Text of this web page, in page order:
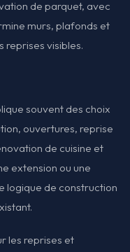
de parquet, avec
murs, plafonds et
reprises visibles.
souvent des choix
ouvertures, reprise
de cuisine et
extension ou une
logique de construction
les reprises et